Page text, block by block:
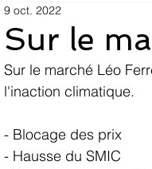
Sur le
9 oct. 2022
Sur le marché Léo
l'inaction climatique.
- Blocage des prix
- Hausse du SMIC